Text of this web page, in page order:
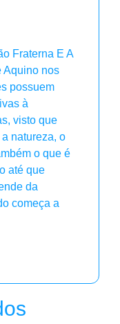
Fraterna E A
Aquino nos
possuem
à
visto que
natureza, o
o que é
até que
da
começa a